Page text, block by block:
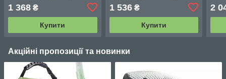
вентилятор з
автопокруткою
1 368 ₴
Купити
1 536₴
Купити
2
Акційні пропозиції та новинки